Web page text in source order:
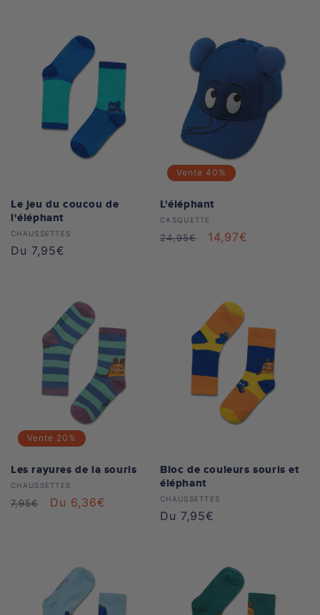
Le jeu du coucou de
l'éléphant
Distributeur :
CHAUSSETTES
Prix
Du 7,95€
Vente 40%
L'éléphant
Distributeur :
CASQUETTE
Prix
24,95€
Prix
14,97€
Vente 20%
Les rayures de la souris
Distributeur :
CHAUSSETTES
Prix
7,95€
Prix
Du 6,36€
Bloc de couleurs souris et
éléphant
Distributeur :
CHAUSSETTES
Prix
Du 7,95€